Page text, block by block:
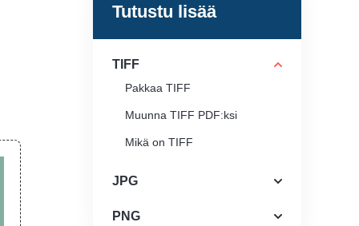
Tutustu lisää
TIFF
Pakkaa TIFF
Muunna TIFF PDF:ksi
Mikä on TIFF
JPG
PNG